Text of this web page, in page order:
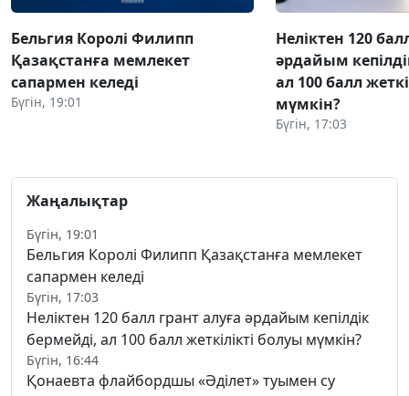
Бельгия Королі Филипп
Қазақстанға мемлекет
сапармен келеді
Бүгін, 19:01
Неліктен 120
әрдайым
ал 100 балл
мүмкін?
Бүгін, 17:03
Жаңалықтар
Бүгін, 19:01
Бельгия Королі Филипп Қазақстанға мемлекет
сапармен келеді
Бүгін, 17:03
Неліктен 120 балл грант алуға әрдайым кепілдік
бермейді, ал 100 балл жеткілікті болуы мүмкін?
Бүгін, 16:44
Қонаевта флайбордшы «Әділет» туымен су